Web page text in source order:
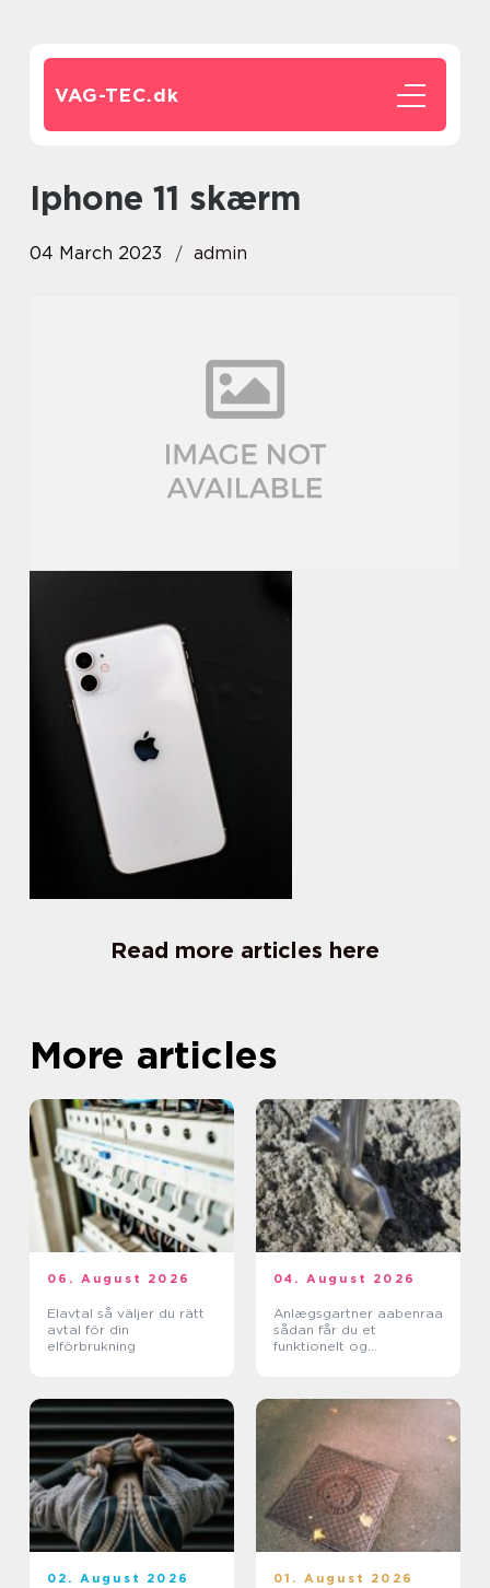
VAG-TEC.dk
iphone 11 skærm
04 March 2023 admin
Read more articles here
More articles
06. August 2026
Elavtal så väljer du rätt
avtal för din
elförbrukning
04. August 2026
Anlægsgartner aabenraa
sådan får du et
funktionelt og
02. August 2026 01. August 2026